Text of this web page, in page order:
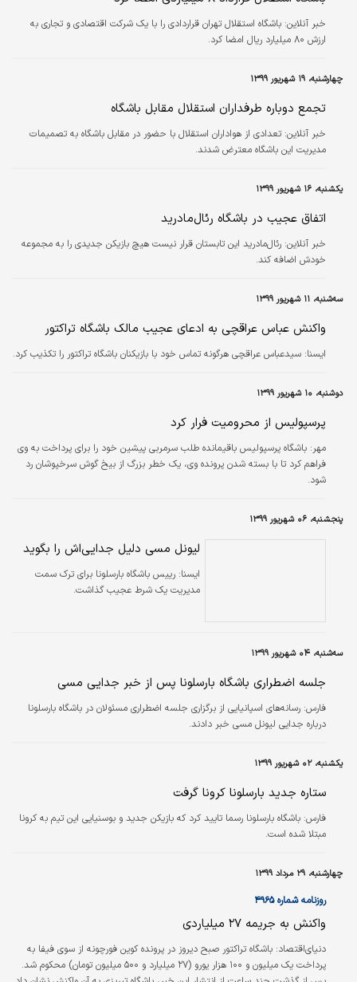
خبر آنلاین: باشگاه استقلال تهران قراردادی را با یک شرکت اقتصادی و تجاری به
ارزش ۸۰ میلیارد ریال امضا کرد.
چهارشنبه، ۱۹ شهریور ۱۳۹۹
تجمع دوباره طرفداران استقلال مقابل باشگاه
خبر آنلاین: تعدادی از هواداران استقلال با حضور در مقابل باشگاه به تصمیمات
مدیریت این باشگاه معترض شدند.
یکشنبه، ۱۶ شهریور ۱۳۹۹
اتفاق عجیب در باشگاه رئال‌مادرید
خبر آنلاین: رئال‌مادرید این تابستان قرار نیست هیچ بازیکن جدیدی را به مجموعه
خودش اضافه کند.
سه‌شنبه، ۱۱ شهریور ۱۳۹۹
واکنش عباس عراقچی به ادعای عجیب مالک باشگاه تراکتور
ايسنا: سیدعباس عراقچی هرگونه تماس خود با بازیکنان باشگاه تراکتور را تکذیب کرد.
دوشنبه، ۱۰ شهریور ۱۳۹۹
پرسپولیس از محرومیت فرار کرد
مهر: باشگاه پرسپولیس باقیمانده طلب سرمربی پیشین خود را برای پرداخت به وی
فراهم کرد تا با بسته شدن پرونده وی، یک خطر بزرگ از بیخ گوش سرخپوشان رد
شود.
پنجشنبه، ۰۶ شهریور ۱۳۹۹
لیونل مسی دلیل جدایی‌اش را بگوید
ايسنا: رییس باشگاه بارسلونا برای ترک سمت
مدیریت یک شرط عجیب گذاشت.
سه‌شنبه، ۰۴ شهریور ۱۳۹۹
جلسه اضطراری باشگاه بارسلونا پس از خبر جدایی مسی
فارس: رسانه‌های اسپانیایی از برگزاری جلسه اضطراری مسئولان در باشگاه بارسلونا
درباره جدایی لیونل مسی خبر دادند.
یکشنبه، ۰۲ شهریور ۱۳۹۹
ستاره جدید بارسلونا کرونا گرفت
فارس: باشگاه بارسلونا رسما تایید کرد که بازیکن جدید و بوسنیایی این تیم به کرونا
مبتلا شده است.
چهارشنبه، ۲۹ مرداد ۱۳۹۹
روزنامه شماره ۴۹۶۵
واکنش به جریمه ۲۷ میلیاردی
دنیای‌اقتصاد: باشگاه تراکتور صبح دیروز در پرونده کوین فورچونه از سوی فیفا به
پرداخت یک میلیون و ۱۰۰ هزار یورو (۲۷ میلیارد و ۵۰۰ میلیون تومان) محکوم شد.